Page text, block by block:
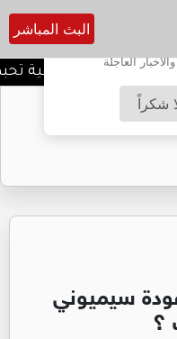
العاجلة
شكراً
البث المباشر
العسكرية الشرقية
الغاز إلى فرص عمل
سيميوني
؟